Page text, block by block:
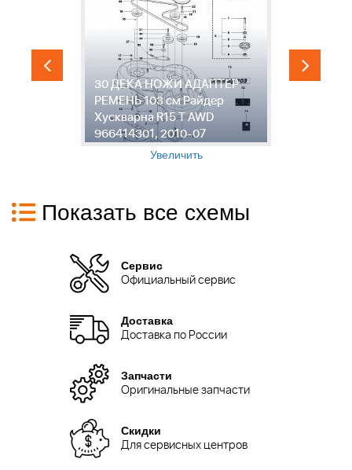
30 ДЕКА НОЖИ АДАПТЕР
РЕМЕНЬ 103 см Райдер
Хускварна R15 T AWD
966414301, 2010-07
Увеличить
Показать все схемы
Сервис
Официальный сервис
Доставка
Доставка по России
Запчасти
Оригинальные запчасти
Скидки
Для сервисных центров